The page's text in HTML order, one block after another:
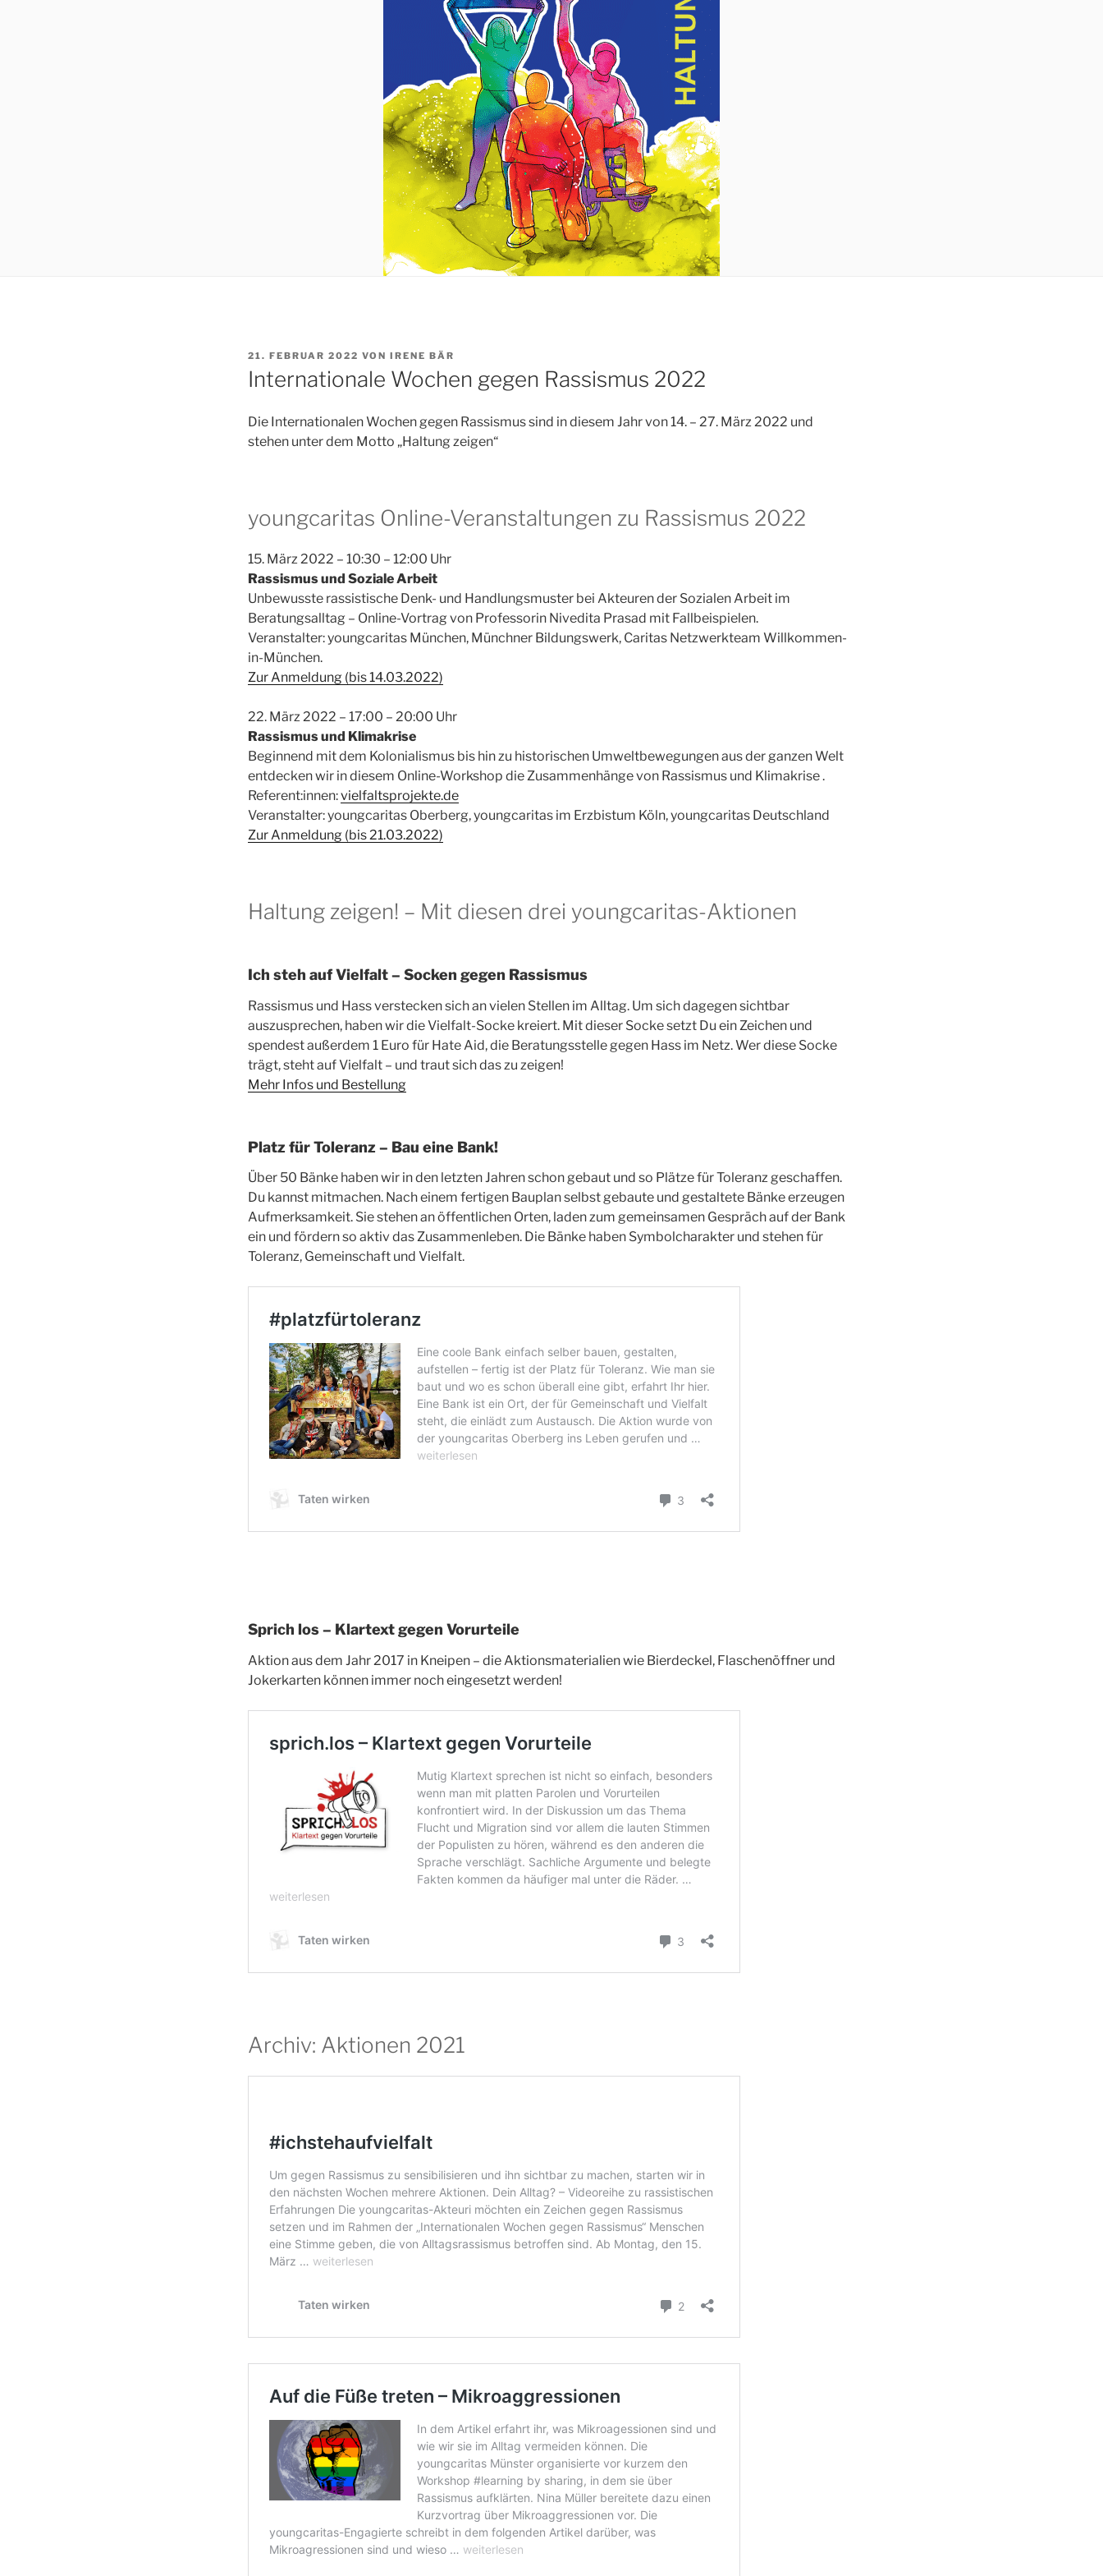
VERÖFFENTLICHT
AM
21. FEBRUAR 2022 VON IRENE BÄR
Internationale Wochen gegen Rassismus 2022
Die Internationalen Wochen gegen Rassismus sind in diesem Jahr von 14. – 27. März 2022 und
stehen unter dem Motto „Haltung zeigen“
youngcaritas Online-Veranstaltungen zu Rassismus 2022
15. März 2022 – 10:30 – 12:00 Uhr
Rassismus und Soziale Arbeit
Unbewusste rassistische Denk- und Handlungsmuster bei Akteuren der Sozialen Arbeit im
Beratungsalltag – Online-Vortrag von Professorin Nivedita Prasad mit Fallbeispielen.
Veranstalter: youngcaritas München, Münchner Bildungswerk, Caritas Netzwerkteam Willkommen-
in-München.
Zur Anmeldung (bis 14.03.2022)
22. März 2022 – 17:00 – 20:00 Uhr
Rassismus und Klimakrise
Beginnend mit dem Kolonialismus bis hin zu historischen Umweltbewegungen aus der ganzen Welt
entdecken wir in diesem Online-Workshop die Zusammenhänge von Rassismus und Klimakrise .
Referent:innen:vielfaltsprojekte.de
Veranstalter: youngcaritas Oberberg, youngcaritas im Erzbistum Köln, youngcaritas Deutschland
Zur Anmeldung (bis 21.03.2022)
Haltung zeigen! – Mit diesen drei youngcaritas-Aktionen
Ich steh auf Vielfalt – Socken gegen Rassismus
Rassismus und Hass verstecken sich an vielen Stellen im Alltag. Um sich dagegen sichtbar
auszusprechen, haben wir die Vielfalt-Socke kreiert. Mit dieser Socke setzt Du ein Zeichen und
spendest außerdem 1 Euro für Hate Aid, die Beratungsstelle gegen Hass im Netz. Wer diese Socke
trägt, steht auf Vielfalt – und traut sich das zu zeigen!
Mehr Infos und Bestellung
Platz für Toleranz – Bau eine Bank!
Über 50 Bänke haben wir in den letzten Jahren schon gebaut und so Plätze für Toleranz geschaffen.
Du kannst mitmachen. Nach einem fertigen Bauplan selbst gebaute und gestaltete Bänke erzeugen
Aufmerksamkeit. Sie stehen an öffentlichen Orten, laden zum gemeinsamen Gespräch auf der Bank
ein und fördern so aktiv das Zusammenleben. Die Bänke haben Symbolcharakter und stehen für
Toleranz, Gemeinschaft und Vielfalt.
Sprich los – Klartext gegen Vorurteile
Aktion aus dem Jahr 2017 in Kneipen – die Aktionsmaterialien wie Bierdeckel, Flaschenöffner und
Jokerkarten können immer noch eingesetzt werden!
Archiv: Aktionen 2021